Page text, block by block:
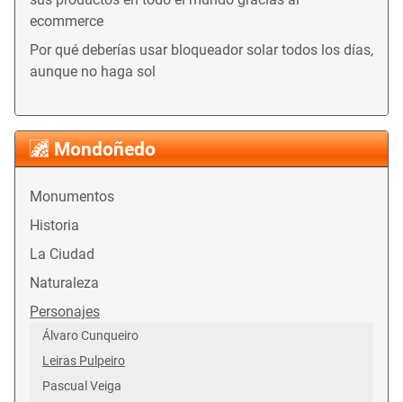
Mondoñedo
Monumentos
Historia
La Ciudad
Naturaleza
Personajes
Álvaro Cunqueiro
Leiras Pulpeiro
Pascual Veiga
ecommerce
Por qué deberías usar bloqueador solar todos los días,
aunque no haga sol